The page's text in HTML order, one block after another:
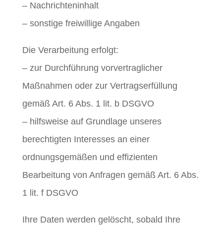
– Nachrichteninhalt
– sonstige freiwillige Angaben
Die Verarbeitung erfolgt:
– zur Durchführung vorvertraglicher
Maßnahmen oder zur Vertragserfüllung
gemäß Art. 6 Abs. 1 lit. b DSGVO
– hilfsweise auf Grundlage unseres
berechtigten Interesses an einer
ordnungsgemäßen und effizienten
Bearbeitung von Anfragen gemäß Art. 6 Abs.
1 lit. f DSGVO
Ihre Daten werden gelöscht, sobald Ihre